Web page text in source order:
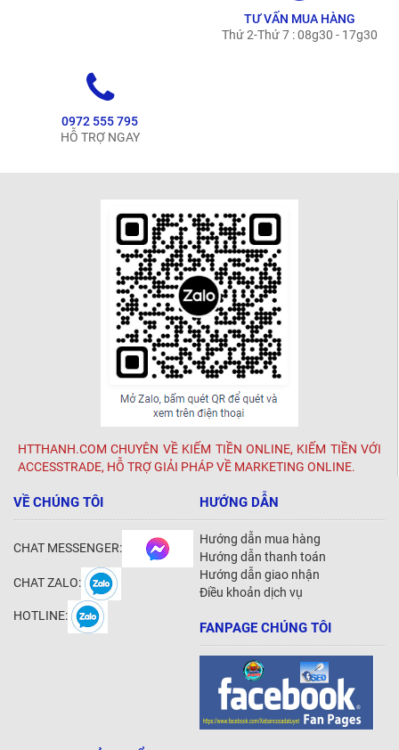
TƯ VẤN MUA HÀNG
Thứ 2-Thứ 7 : 08g30 - 17g30
0972 555 795
HỖ TRỢ NGAY
HTTHANH.COM CHUYÊN VỀ KIẾM TIỀN ONLINE, KIẾM TIỀN VỚI
ACCESSTRADE, HỖ TRỢ GIẢI PHÁP VỀ MARKETING ONLINE.
VỀ CHÚNG TÔI
CHAT MESSENGER:
CHAT ZALO:
HOTLINE:
HƯỚNG DẪN
Hướng dẫn mua hàng
Hướng dẫn thanh toán
Hướng dẫn giao nhận
Điều khoản dịch vụ
FANPAGE CHÚNG TÔI